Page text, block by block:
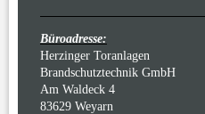
Büroadresse:
Herzinger Toranlagen
Brandschutztechnik GmbH
Am Waldeck 4
83629 Weyarn